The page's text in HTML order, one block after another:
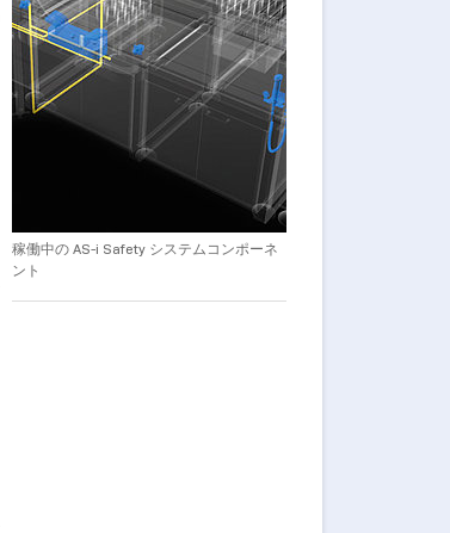
稼働中の AS-i Safety システムコンポーネ
ント